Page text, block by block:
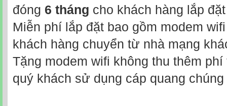
đóng 6 tháng cho khách hàng lắp
Miễn phí lắp đặt bao gồm modem
khách hàng chuyển từ nhà mạng
Tặng modem wifi không thu thêm
quý khách sử dụng cáp quang chúng